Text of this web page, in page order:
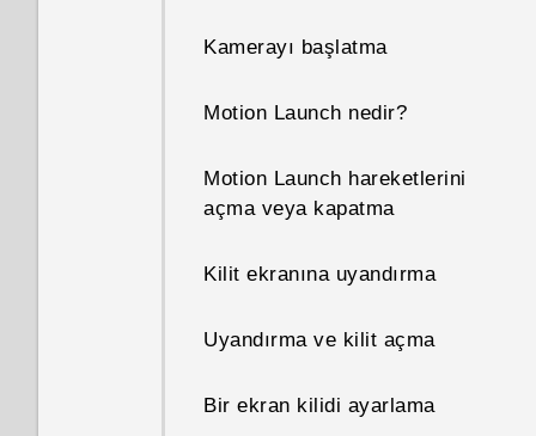
Telefonum neden ısınıyor?
nasıl kontrol ederim?
kullanılabilir bellek alanı
Neden?
microSD kartının çıkarılabilir
Kamerayı başlatma
Motion Launch nedir?
Motion Launch hareketlerini
açma veya kapatma
Kilit ekranına uyandırma
Uyandırma ve kilit açma
Bir ekran kilidi ayarlama